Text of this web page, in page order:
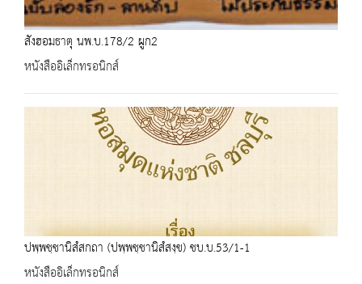
สังฮอมธาตุ นพ.บ.178/2 ผูก2
หนังสืออิเล็กทรอนิกส์
ปพฺพชฺชานิสํสกถา (ปพฺพชฺชานิสํสงฺข) ชบ.บ.53/1-1
หนังสืออิเล็กทรอนิกส์